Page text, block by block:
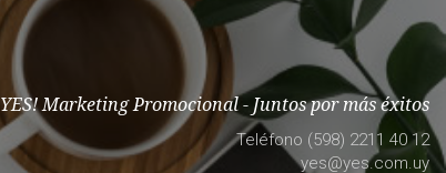
YES! Marketing Promocional - Juntos por más éxitos
Teléfono (598) 2211 40 12
yes@yes.com.uy